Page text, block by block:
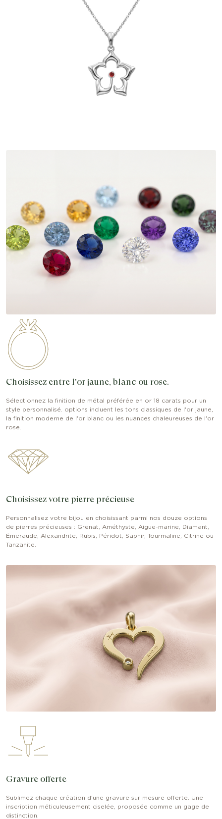
Choisissez entre l'or jaune, blanc ou rose.
Sélectionnez la finition de métal préférée en or 18 carats pour un
style personnalisé. options incluent les tons classiques de l'or jaune,
la finition moderne de l'or blanc ou les nuances chaleureuses de l'or
rose.
Choisissez votre pierre précieuse
Personnalisez votre bijou en choisissant parmi nos douze options
de pierres précieuses : Grenat, Améthyste, Aigue-marine, Diamant,
Émeraude, Alexandrite, Rubis, Péridot, Saphir, Tourmaline, Citrine ou
Tanzanite.
Gravure offerte
Sublimez chaque création d'une gravure sur mesure offerte. Une
inscription méticuleusement ciselée, proposée comme un gage de
distinction.